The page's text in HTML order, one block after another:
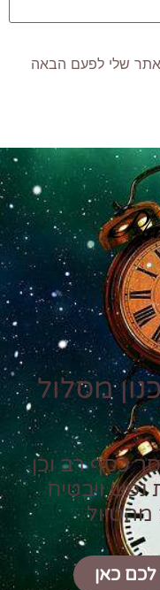
שלי לפעם הבאה
מסלול
כסף רב וכן
נפש ויבטיח
כאן